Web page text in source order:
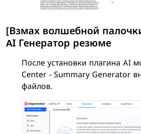
[Взмах волшебной
AI Генератор резюме
После установки плагина AI
Center - Summary Generator
файлов.